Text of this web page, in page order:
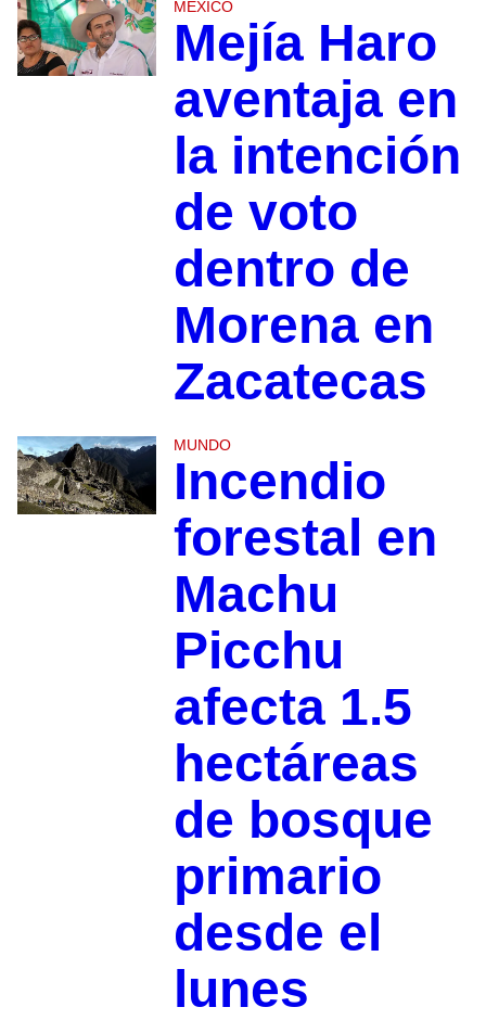
MÉXICO
Mejía Haro
aventaja en
la intención
de voto
dentro de
Morena en
Zacatecas
MUNDO
Incendio
forestal en
Machu
Picchu
afecta 1.5
hectáreas
de bosque
primario
desde el
lunes